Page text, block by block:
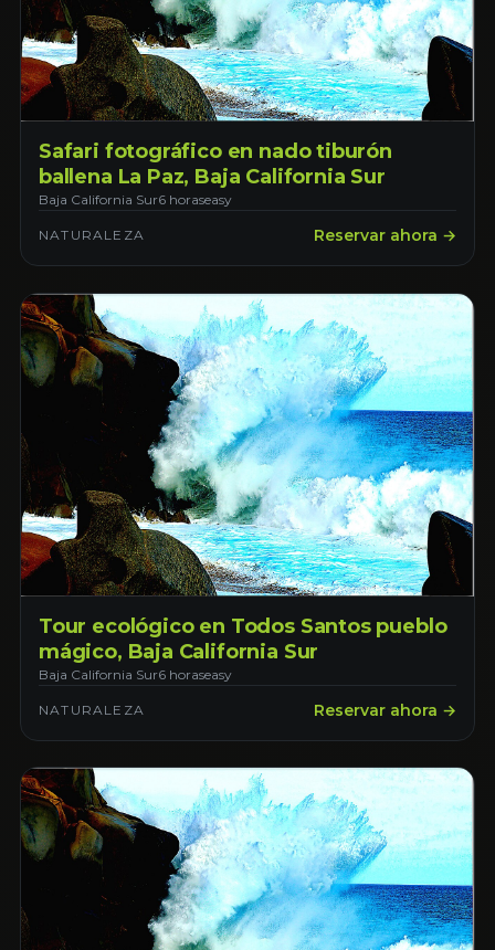
Safari fotográfico en nado tiburón
ballena La Paz, Baja California Sur
Baja California Sur6 horaseasy
NATURALEZA Reservar ahora →
Tour ecológico en Todos Santos pueblo
mágico, Baja California Sur
Baja California Sur6 horaseasy
NATURALEZA Reservar ahora →